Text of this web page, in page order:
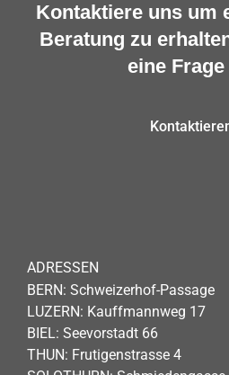
Kontaktiere uns um
Beratung zu
eine
ADRESSEN
BERN: Schweizerhof-Passage
LUZERN: Kauffmannweg 17
BIEL: Seevorstadt 66
THUN: Frutigenstrasse 4